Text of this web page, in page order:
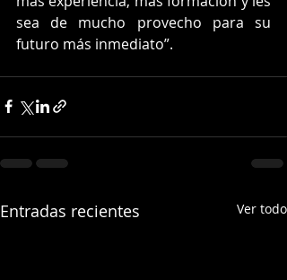
sea de mucho provecho para su
futuro más inmediato”.
Entradas recientes Ver todo